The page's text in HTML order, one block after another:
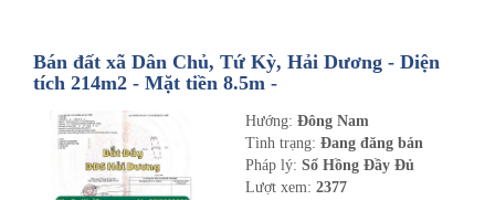
Bán đất xã Dân Chủ, Tứ Kỳ, Hải Dương - Diện
tích 214m2 - Mặt tiền 8.5m -
Hướng: Đông Nam
Tình trạng: Đang đăng bán
Pháp lý: Sổ Hồng Đầy Đủ
Lượt xem: 2377